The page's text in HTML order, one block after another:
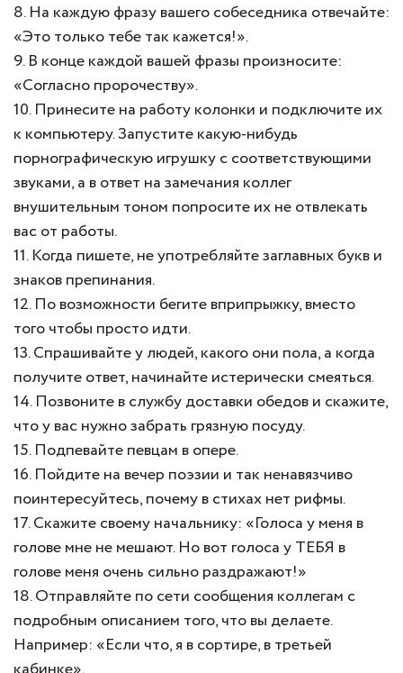
8. На каждую фразу вашего собеседника отвечайте:
«Это только тебе так кажется!».
9. В конце каждой вашей фразы произносите:
«Согласно пророчеству».
10. Принесите на работу колонки и подключите их
к компьютеру. Запустите какую-нибудь
порнографическую игрушку с соответствующими
звуками, а в ответ на замечания коллег
внушительным тоном попросите их не отвлекать
вас от работы.
11. Когда пишете, не употребляйте заглавных букв и
знаков препинания.
12. По возможности бегите вприпрыжку, вместо
того чтобы просто идти.
13. Спрашивайте у людей, какого они пола, а когда
получите ответ, начинайте истерически смеяться.
14. Позвоните в службу доставки обедов и скажите,
что у вас нужно забрать грязную посуду.
15. Подпевайте певцам в опере.
16. Пойдите на вечер поэзии и так ненавязчиво
поинтересуйтесь, почему в стихах нет рифмы.
17. Скажите своему начальнику: «Голоса у меня в
голове мне не мешают. Но вот голоса у ТЕБЯ в
голове меня очень сильно раздражают!»
18. Отправляйте по сети сообщения коллегам с
подробным описанием того, что вы делаете.
Например: «Если что, я в сортире, в третьей